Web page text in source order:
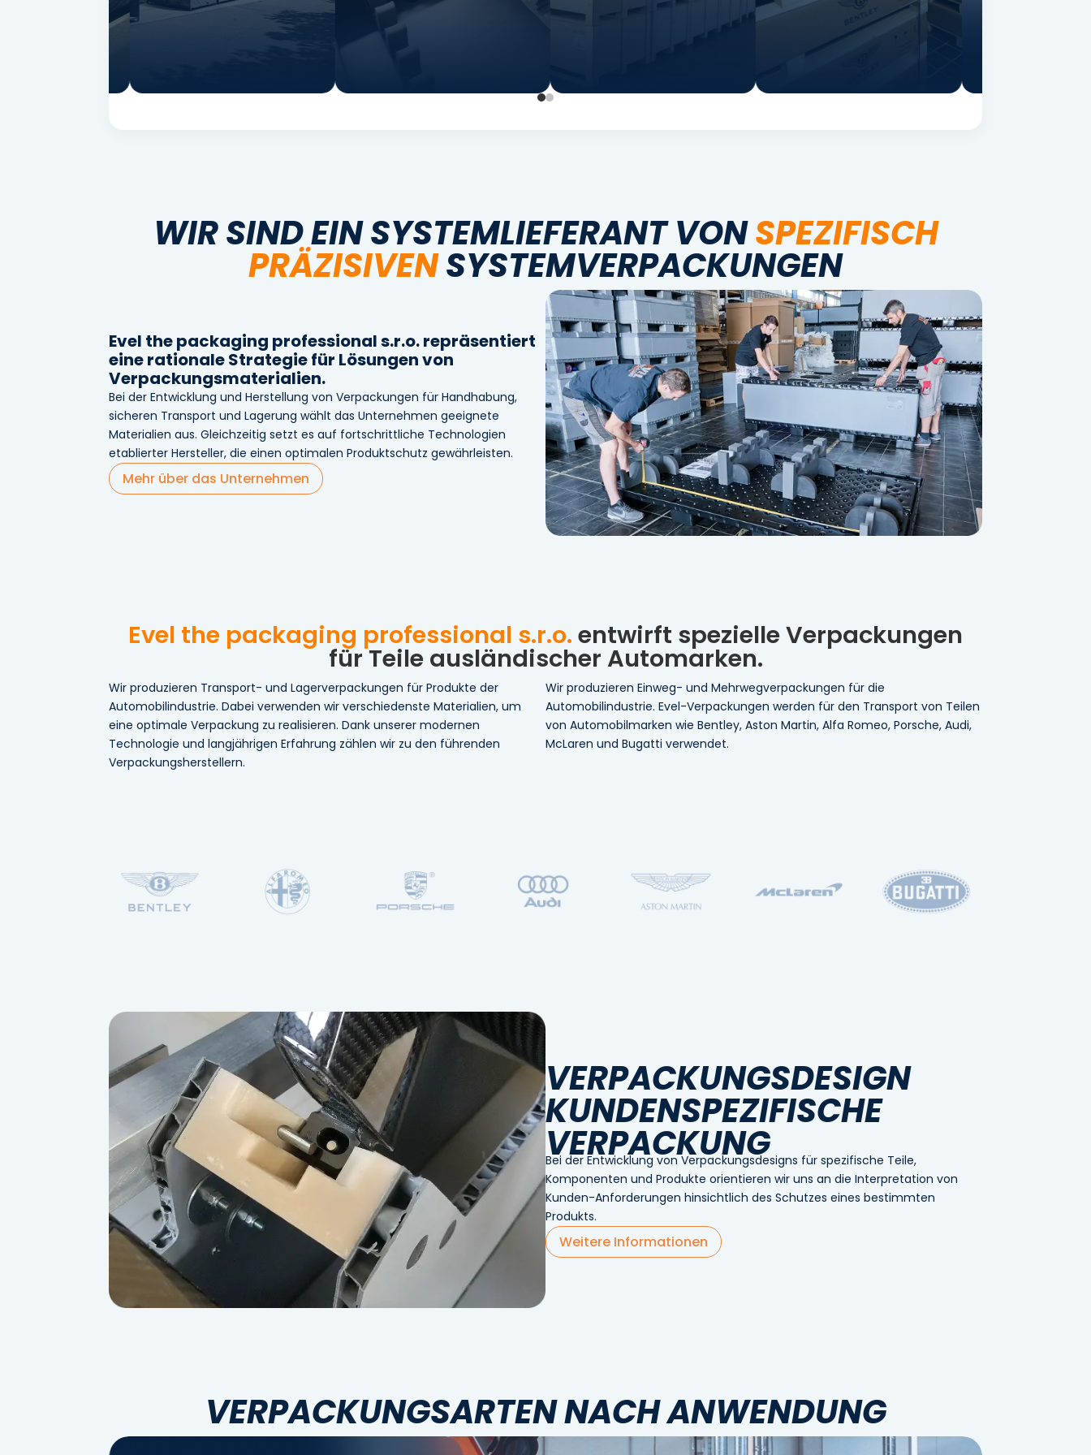
WIR SIND EIN SYSTEMLIEFERANT VONSPEZIFISCH
PRÄZISIVENSYSTEMVERPACKUNGEN
Evel the packaging professional s.r.o. repräsentiert
eine rationale Strategie für Lösungen von
Verpackungsmaterialien.
Bei der Entwicklung und Herstellung von Verpackungen für Handhabung,
sicheren Transport und Lagerung wählt das Unternehmen geeignete
Materialien aus. Gleichzeitig setzt es auf fortschrittliche Technologien
etablierter Hersteller, die einen optimalen Produktschutz gewährleisten.
Mehr über das Unternehmen
Evel the packaging professional s.r.o. entwirft spezielle Verpackungen
für Teile ausländischer Automarken.
Wir produzieren Transport- und Lagerverpackungen für Produkte der
Automobilindustrie. Dabei verwenden wir verschiedenste Materialien, um
eine optimale Verpackung zu realisieren. Dank unserer modernen
Technologie und langjährigen Erfahrung zählen wir zu den führenden
Verpackungsherstellern.
Wir produzieren Einweg- und Mehrwegverpackungen für die
Automobilindustrie. Evel-Verpackungen werden für den Transport von Teilen
von Automobilmarken wie Bentley, Aston Martin, Alfa Romeo, Porsche, Audi,
McLaren und Bugatti verwendet.
VERPACKUNGSDESIGN
KUNDENSPEZIFISCHE
VERPACKUNG
Bei der Entwicklung von Verpackungsdesigns für spezifische Teile,
Komponenten und Produkte orientieren wir uns an die Interpretation von
Kunden-Anforderungen hinsichtlich des Schutzes eines bestimmten
Produkts.
Weitere Informationen
VERPACKUNGSARTEN NACH ANWENDUNG